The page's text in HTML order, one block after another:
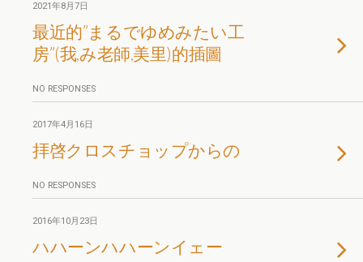
2021年8月7日
最近的”まるでゆめみたい工
房”(我,み老師,美里)的插圖
NO RESPONSES
2017年4月16日
拝啓クロスチョップからの
NO RESPONSES
2016年10月23日
ハハーンハハーンイェー